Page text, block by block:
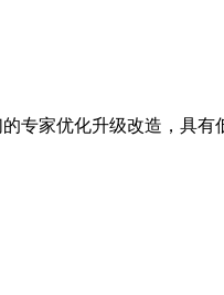
专家优化升级改造，具有